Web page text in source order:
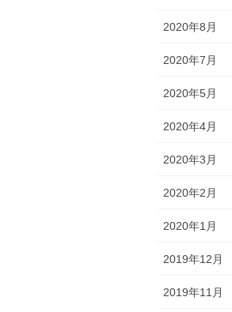
2020年8月
2020年7月
2020年5月
2020年4月
2020年3月
2020年2月
2020年1月
2019年12月
2019年11月